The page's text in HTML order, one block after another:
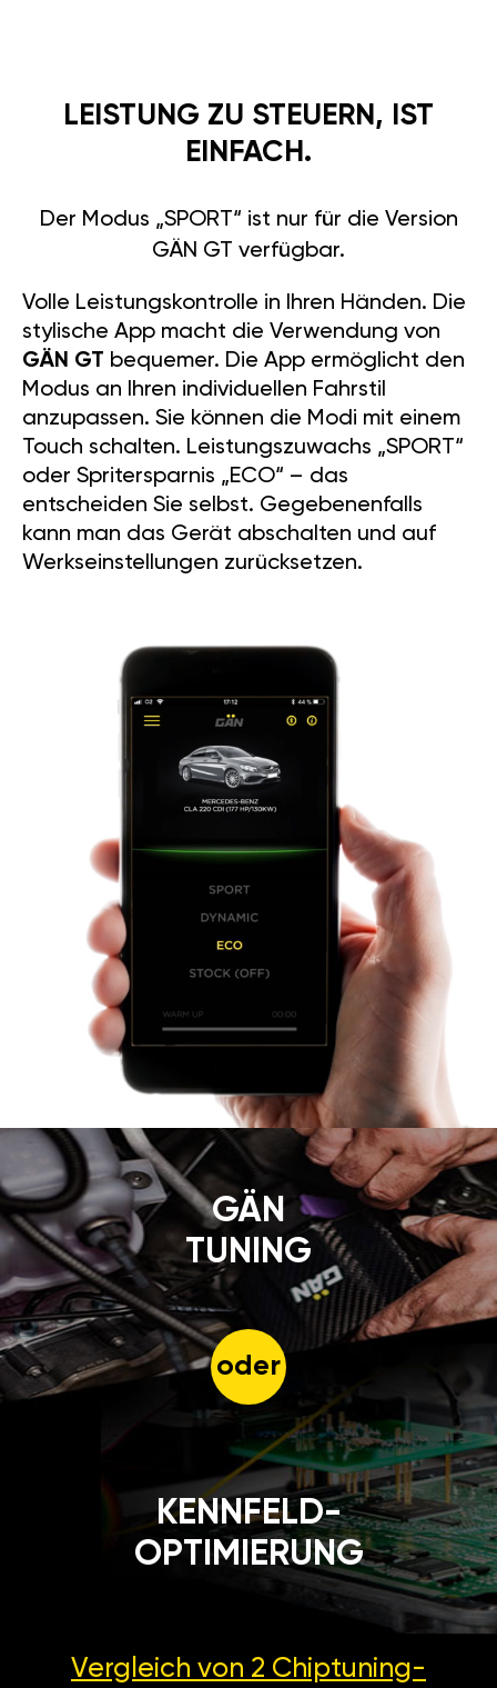
LEISTUNG ZU STEUERN, IST
EINFACH.
Der Modus „SPORT“ ist nur für die Version
GÄN GT verfügbar.
Volle Leistungskontrolle in Ihren Händen. Die
stylische App macht die Verwendung von
GÄN GT bequemer. Die App ermöglicht den
Modus an Ihren individuellen Fahrstil
anzupassen. Sie können die Modi mit einem
Touch schalten. Leistungszuwachs „SPORT“
oder Spritersparnis „ECO“ – das
entscheiden Sie selbst. Gegebenenfalls
kann man das Gerät abschalten und auf
Werkseinstellungen zurücksetzen.
GÄN
TUNING
oder
KENNFELD-
OPTIMIERUNG
Vergleich von 2 Chiptuning-